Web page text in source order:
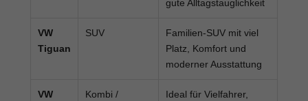
gute Alltagstauglichkeit
VW
Tiguan
SUV
Familien-SUV mit viel
Platz, Komfort und
moderner Ausstattung
VW
Kombi /
Ideal für Vielfahrer,